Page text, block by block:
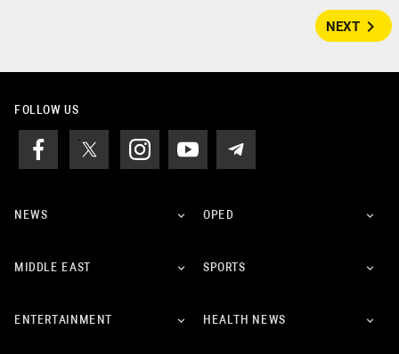
NEXT navigate_next
FOLLOW US
NEWS OPED
MIDDLE EAST SPORTS
ENTERTAINMENT HEALTH NEWS